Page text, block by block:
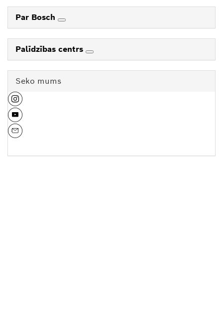
Par Bosch
Palīdzības centrs
Seko mums